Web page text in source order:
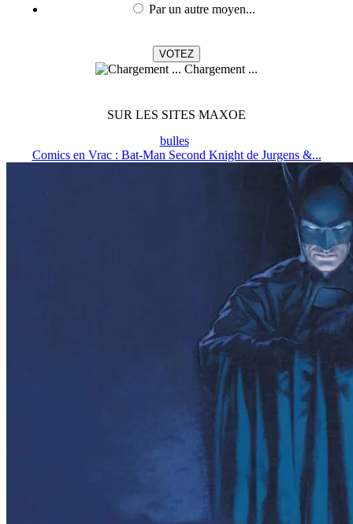
Par un autre moyen...
Chargement ...
SUR LES SITES MAXOE
bulles
Comics en Vrac : Bat-Man Second Knight de Jurgens &...